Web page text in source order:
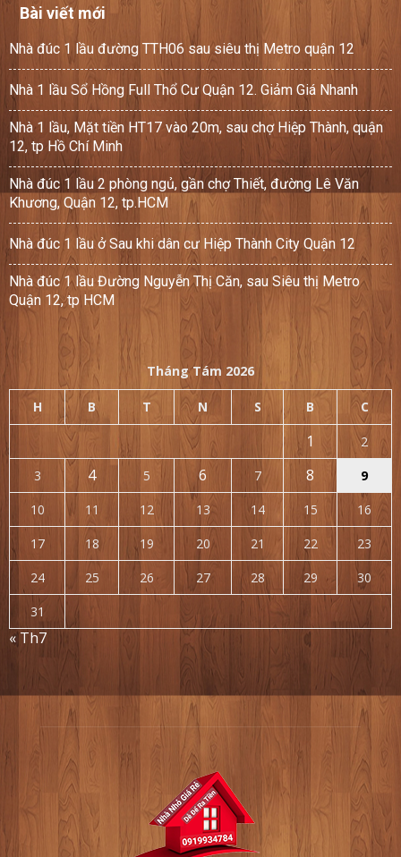
Bài viết mới
Nhà đúc 1 lầu đường TTH06 sau siêu thị Metro quận 12
Nhà 1 lầu Sổ Hồng Full Thổ Cư Quận 12. Giảm Giá Nhanh
Nhà 1 lầu, Mặt tiền HT17 vào 20m, sau chợ Hiệp Thành, quận
12, tp Hồ Chí Minh
Nhà đúc 1 lầu 2 phòng ngủ, gần chợ Thiết, đường Lê Văn
Khương, Quận 12, tp.HCM
Nhà đúc 1 lầu ở Sau khi dân cư Hiệp Thành City Quận 12
Nhà đúc 1 lầu Đường Nguyễn Thị Căn, sau Siêu thị Metro
Quận 12, tp HCM
Tháng Tám 2026
H B T N S B C
1
2
3
4 5 6 7 8
9
10
11 12 13 14 15
16
17
18 19 20 21 22
23
24
25 26 27 28 29
30
31
« Th7